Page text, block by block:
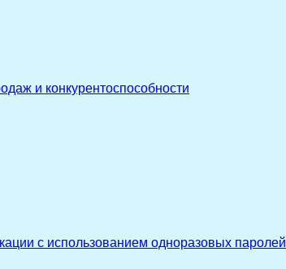
и конкурентоспособности
с использованием одноразовых паролей